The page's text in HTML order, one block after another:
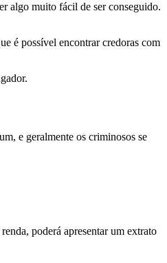
algo muito fácil de ser conseguido.
é possível encontrar credoras com
e geralmente os criminosos se
poderá apresentar um extrato